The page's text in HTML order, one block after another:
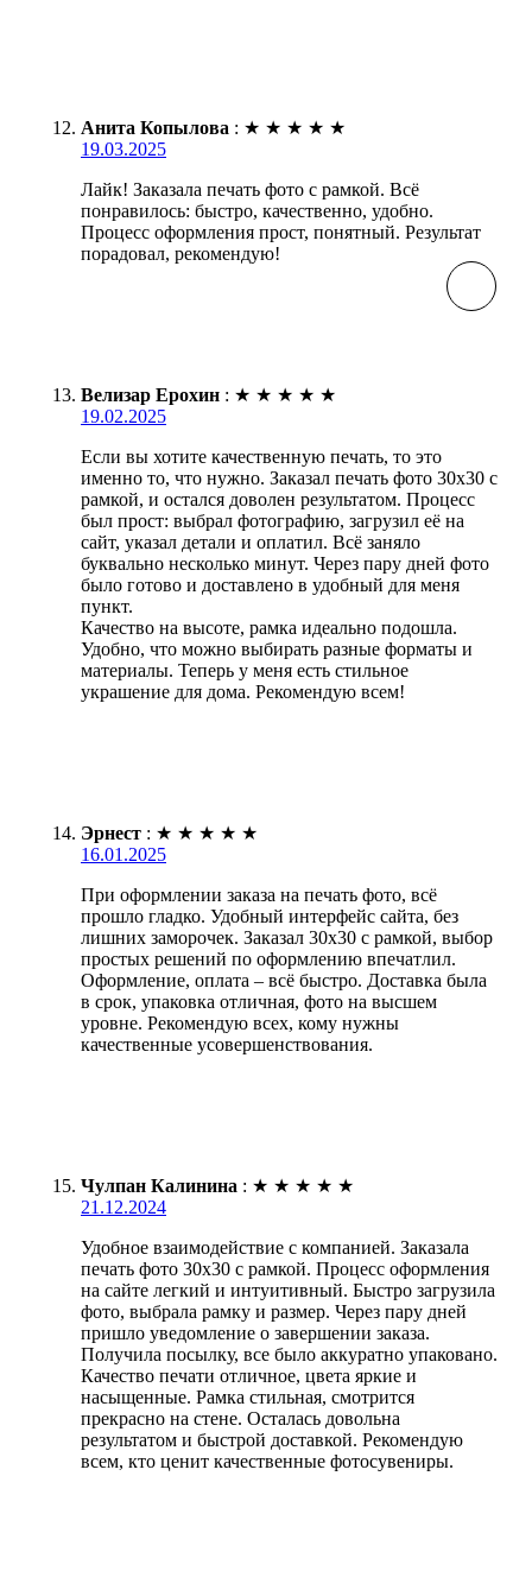
Анита Копылова : ★ ★ ★ ★ ★
19.03.2025
Лайк! Заказала печать фото с рамкой. Всё
понравилось: быстро, качественно, удобно.
Процесс оформления прост, понятный. Результат
порадовал, рекомендую!
Велизар Ерохин : ★ ★ ★ ★ ★
19.02.2025
Если вы хотите качественную печать, то это
именно то, что нужно. Заказал печать фото 30х30 с
рамкой, и остался доволен результатом. Процесс
был прост: выбрал фотографию, загрузил её на
сайт, указал детали и оплатил. Всё заняло
буквально несколько минут. Через пару дней фото
было готово и доставлено в удобный для меня
пункт.
Качество на высоте, рамка идеально подошла.
Удобно, что можно выбирать разные форматы и
материалы. Теперь у меня есть стильное
украшение для дома. Рекомендую всем!
Эрнест : ★ ★ ★ ★ ★
16.01.2025
При оформлении заказа на печать фото, всё
прошло гладко. Удобный интерфейс сайта, без
лишних заморочек. Заказал 30х30 с рамкой, выбор
простых решений по оформлению впечатлил.
Оформление, оплата – всё быстро. Доставка была
в срок, упаковка отличная, фото на высшем
уровне. Рекомендую всех, кому нужны
качественные усовершенствования.
Чулпан Калинина : ★ ★ ★ ★ ★
21.12.2024
Удобное взаимодействие с компанией. Заказала
печать фото 30х30 с рамкой. Процесс оформления
на сайте легкий и интуитивный. Быстро загрузила
фото, выбрала рамку и размер. Через пару дней
пришло уведомление о завершении заказа.
Получила посылку, все было аккуратно упаковано.
Качество печати отличное, цвета яркие и
насыщенные. Рамка стильная, смотрится
прекрасно на стене. Осталась довольна
результатом и быстрой доставкой. Рекомендую
всем, кто ценит качественные фотосувениры.